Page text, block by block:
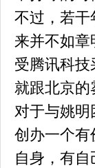
不过，若干
来并不如
受腾讯科技
就跟北京的
对于与姚明
创办一个有
自身，有